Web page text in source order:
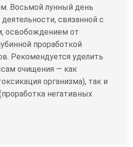
Восьмой лунный день
связанной с
освобождением от
проработкой
Рекомендуется уделить
очищения — как
организма), так и
негативных